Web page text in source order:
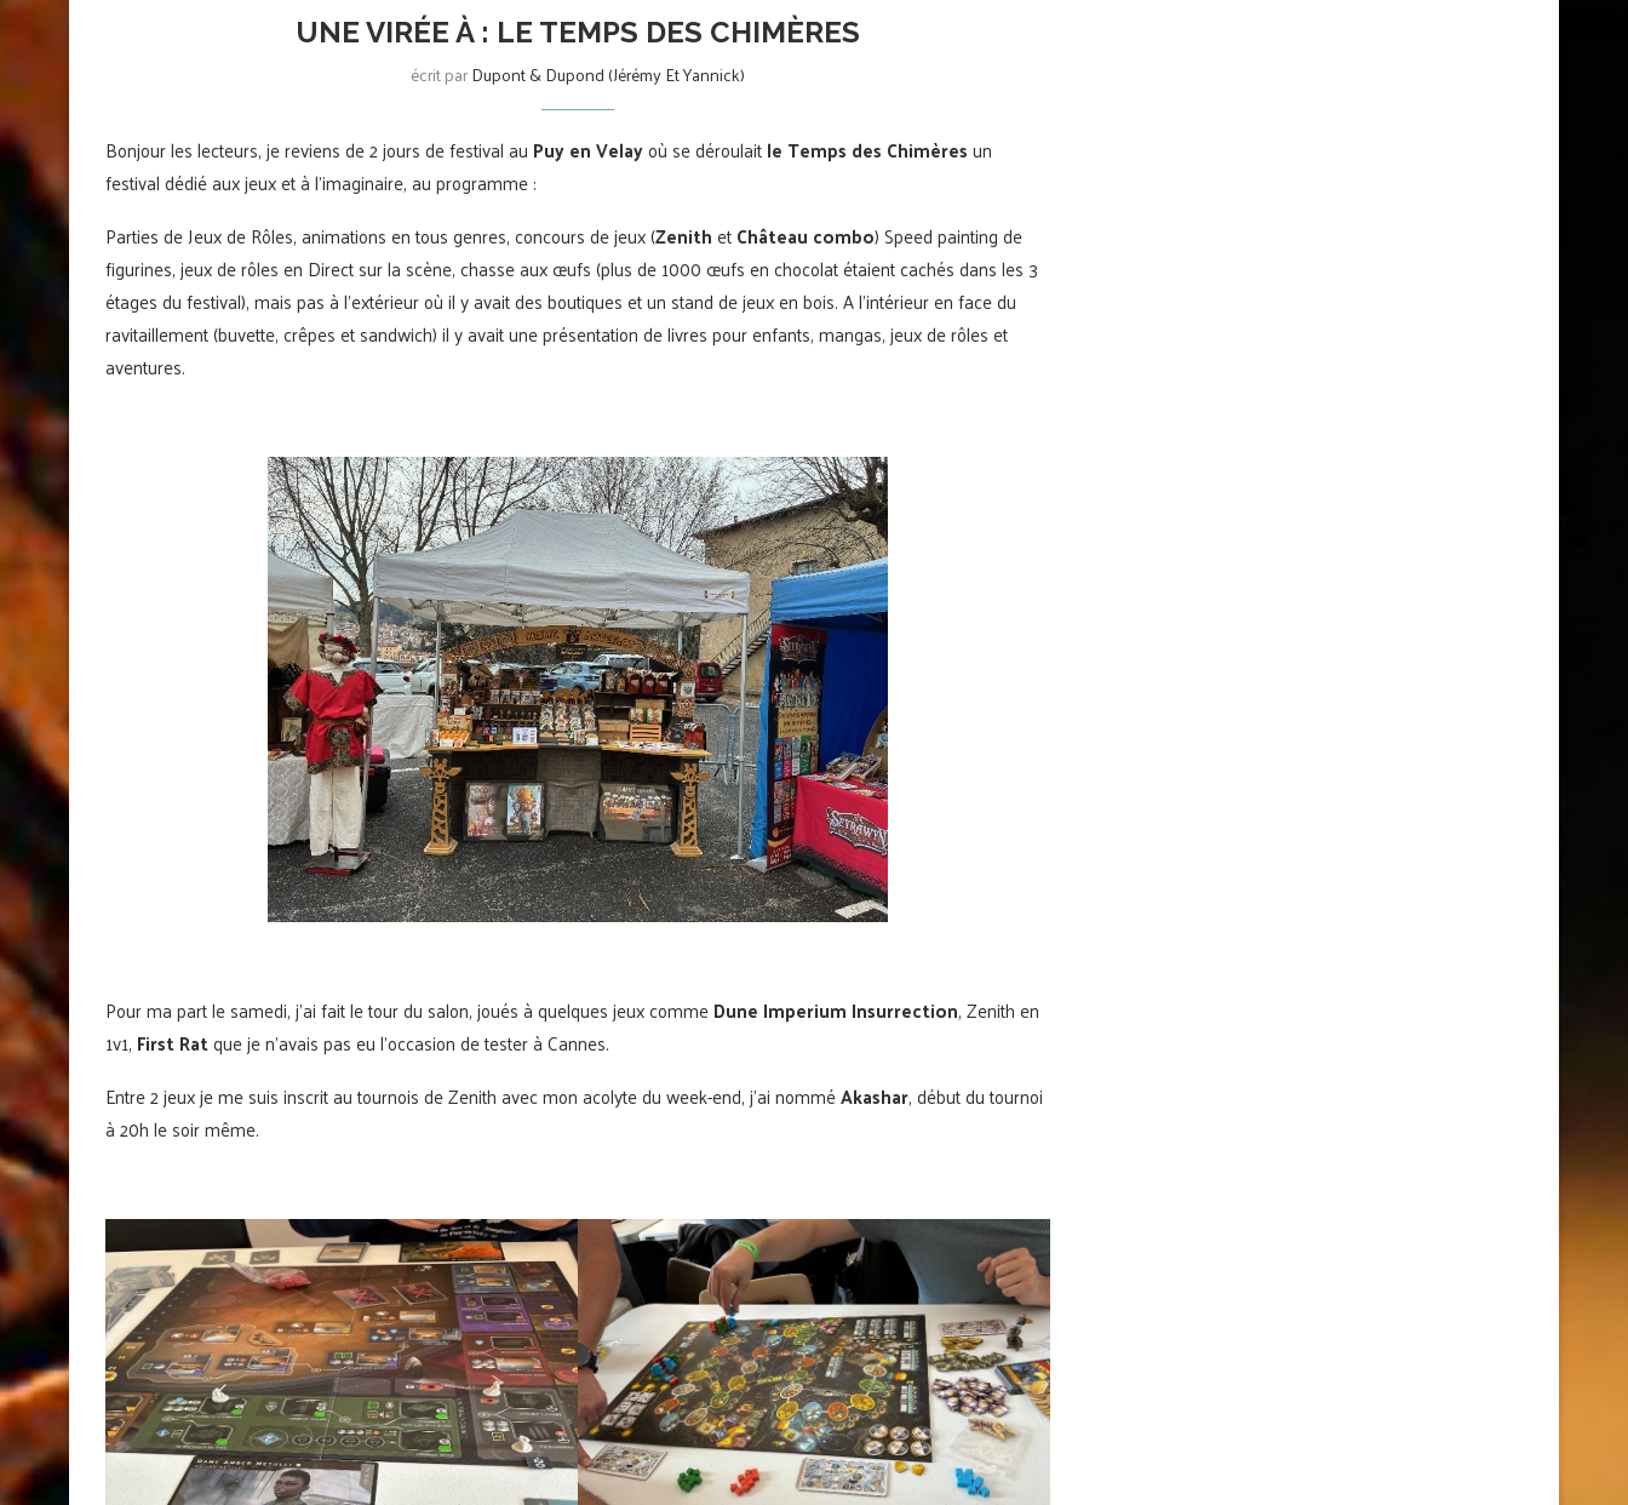
UNE VIRÉE À : LE TEMPS DES CHIMÈRES
écrit parDupont & Dupond (Jérémy Et Yannick)
Bonjour les lecteurs, je reviens de 2 jours de festival au Puy en Velayoù se déroulaitle Temps des Chimèresun
festival dédié aux jeux et à l’imaginaire, au programme :
Parties de Jeux de Rôles, animations en tous genres, concours de jeux (ZenithetChâteau combo) Speed painting de
figurines, jeux de rôles en Direct sur la scène, chasse aux œufs (plus de 1000 œufs en chocolat étaient cachés dans les 3
étages du festival), mais pas à l’extérieur où il y avait des boutiques et un stand de jeux en bois. A l’intérieur en face du
ravitaillement (buvette, crêpes et sandwich) il y avait une présentation de livres pour enfants, mangas, jeux de rôles et
aventures.
Pour ma part le samedi, j’ai fait le tour du salon, joués à quelques jeux commeDune Imperium Insurrection, Zenith en
1v1, First Ratque je n’avais pas eu l’occasion de tester à Cannes.
Entre 2 jeux je me suis inscrit au tournois de Zenith avec mon acolyte du week-end, j’ai nomméAkashar, début du tournoi
à 20h le soir même.